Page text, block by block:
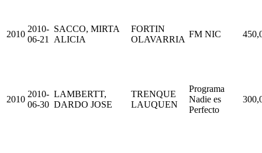
2010
2010-
06-21
SACCO, MIRTA
ALICIA
FORTIN
OLAVARRIA
FM NIC
2010
2010-
06-30
LAMBERTT,
DARDO JOSE
TRENQUE
LAUQUEN
Programa
Nadie es
Perfecto